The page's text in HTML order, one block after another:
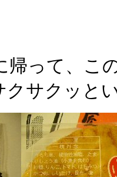
って、こ
クサクッと